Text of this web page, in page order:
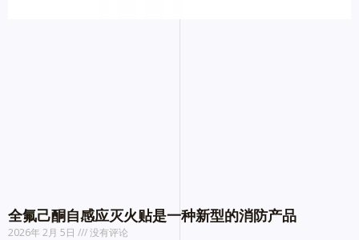
全氟己酮自感应灭火贴是一种新型的消防产品
2026年 2月 5日 没有评论